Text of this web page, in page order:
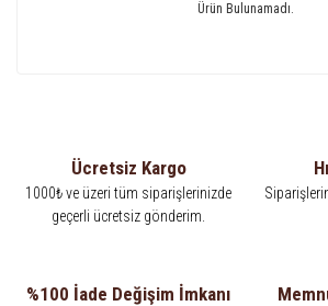
Ürün Bulunamadı.
Ücretsiz Kargo
1000₺ ve üzeri tüm siparişlerinizde
geçerli ücretsiz gönderim.
%100 İade Değişim İmkanı